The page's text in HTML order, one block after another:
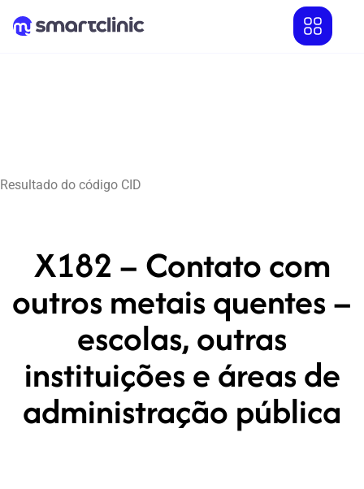
Resultado do código CID
X182 – Contato com
outros metais quentes –
escolas, outras
instituições e áreas de
administração pública